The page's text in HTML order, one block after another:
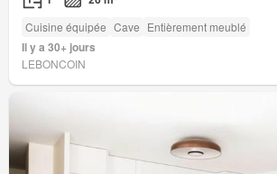
Cuisine équipée Cave Entièrement meublé
Il y a 30+ jours
LEBONCOIN